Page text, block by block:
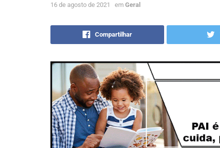
16 de agosto de 2021 em Geral
Compartilhar